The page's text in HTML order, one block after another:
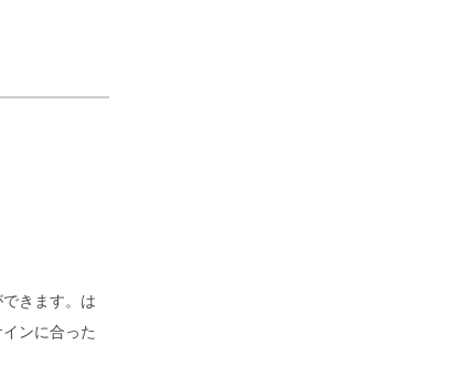
きます。は
ンに合った